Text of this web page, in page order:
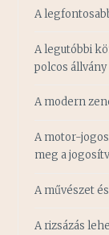
A
A legutóbbi
polcos állvány
A modern
A motor-
meg a
A művészet
A rizsázás